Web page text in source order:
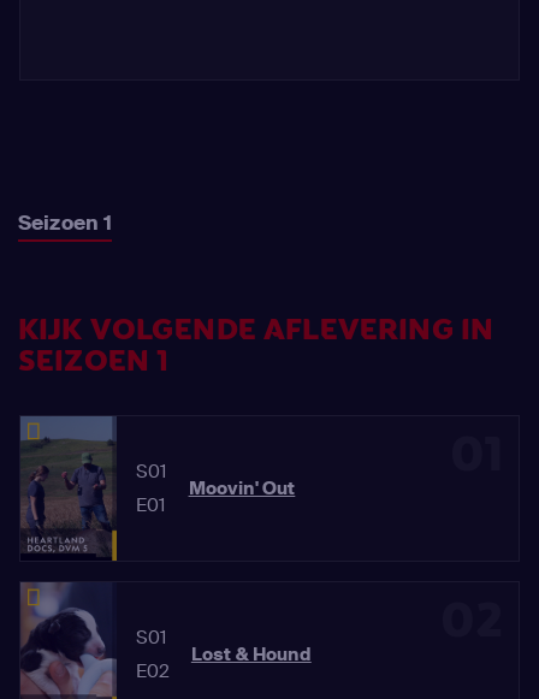
Seizoen 1
KIJK VOLGENDE AFLEVERING IN
SEIZOEN 1
S01
E01
Moovin' Out
S01
E02
Lost & Hound